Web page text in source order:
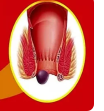
Revista
Store